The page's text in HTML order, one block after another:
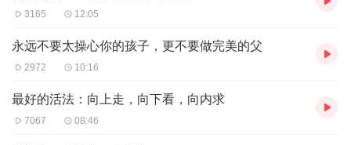
3165 12:05
永远不要太操心你的孩子，更不要做完美的父
2972 10:16
最好的活法：向上走，向下看，向内求
7067 08:46